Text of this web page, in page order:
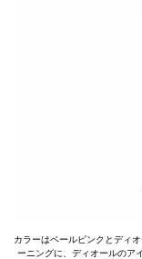
カラーはペールピンクとディ
ーニングに、ディオールのア